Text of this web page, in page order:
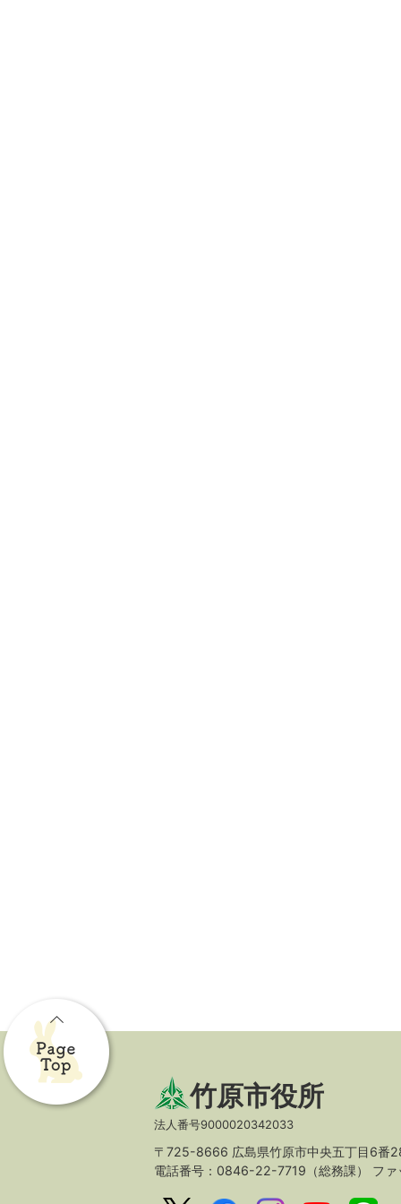
竹原市役所
法人番号9000020342033
〒725-8666 広島県竹原市中央五丁目6番
電話番号：0846-22-7719（総務課） フ